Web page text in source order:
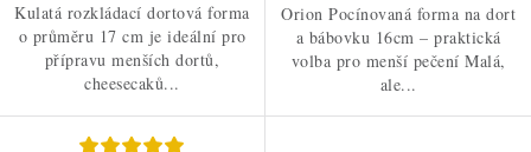
Kulatá rozkládací dortová forma
o průměru 17 cm je ideální pro
přípravu menších dortů,
cheesecaků...
Orion Pocínovaná forma na dort
a bábovku 16cm – praktická
volba pro menší pečení Malá,
ale...